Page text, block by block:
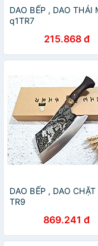
DAO BẾP , DAO THÁI
q1TR7
215.868 đ
DAO BẾP , DAO CHẶT
TR9
869.241 đ